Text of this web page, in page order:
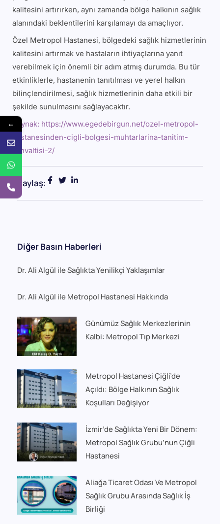
kalitesini artırırken, aynı zamanda bölge halkının sağlık
alanındaki beklentilerini karşılamayı da amaçlıyor.
Özel Metropol Hastanesi, bölgedeki sağlık hizmetlerinin
kalitesini artırmak ve hastaların ihtiyaçlarına yanıt
verebilmek için önemli bir adım atmış durumda. Bu tür
etkinliklerle, hastanenin tanıtılması ve yerel halkın
bilinçlendirilmesi, sağlık hizmetlerinin daha etkili bir
şekilde sunulmasını sağlayacaktır.
Kaynak: https://www.egedebirgun.net/ozel-metropol-
hastanesinden-cigli-bolgesi-muhtarlarina-tanitim-
kahvaltisi-2/
Paylaş:
Diğer Basın Haberleri
Dr. Ali Algül ile Sağlıkta Yenilikçi Yaklaşımlar
Dr. Ali Algül ile Metropol Hastanesi Hakkında
Günümüz Sağlık Merkezlerinin
Kalbi: Metropol Tıp Merkezi
Metropol Hastanesi Çiğli’de
Açıldı: Bölge Halkının Sağlık
Koşulları Değişiyor
İzmir’de Sağlıkta Yeni Bir Dönem:
Metropol Sağlık Grubu’nun Çiğli
Hastanesi
Aliağa Ticaret Odası Ve Metropol
Sağlık Grubu Arasında Sağlık İş
Birliği
←